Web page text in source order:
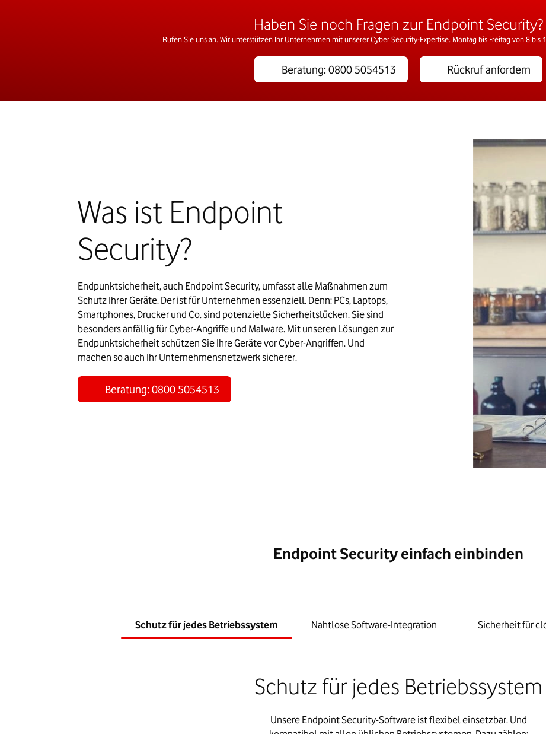
Haben Sie noch Fragen zur Endpoint Security?
Rufen Sie uns an. Wir unterstützen Ihr Unternehmen mit unserer Cyber Security-Expertise. Montag bis Freitag von 8 bis
Beratung: 0800 5054513 Rückruf anfordern
Was ist Endpoint
Security?
Endpunktsicherheit, auch Endpoint Security, umfasst alle Maßnahmen zum
Schutz Ihrer Geräte. Der ist für Unternehmen essenziell. Denn: PCs, Laptops,
Smartphones, Drucker und Co. sind potenzielle Sicherheitslücken. Sie sind
besonders anfällig für Cyber-Angriffe und Malware. Mit unseren Lösungen zur
Endpunktsicherheit schützen Sie Ihre Geräte vor Cyber-Angriffen. Und
machen so auch Ihr Unternehmensnetzwerk sicherer.
Beratung: 0800 5054513
Endpoint Security einfach einbinden
Schutz für jedes Betriebssystem Nahtlose Software-Integration Sicherheit für
Schutz für jedes Betriebssystem
Unsere Endpoint Security-Software ist flexibel einsetzbar. Und